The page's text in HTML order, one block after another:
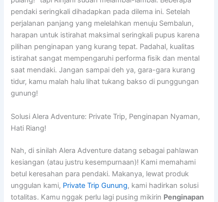
pendaki seringkali dihadapkan pada dilema ini. Setelah
perjalanan panjang yang melelahkan menuju Sembalun,
harapan untuk istirahat maksimal seringkali pupus karena
pilihan penginapan yang kurang tepat. Padahal, kualitas
istirahat sangat mempengaruhi performa fisik dan mental
saat mendaki. Jangan sampai deh ya, gara-gara kurang
tidur, kamu malah halu lihat tukang bakso di punggungan
gunung!
Solusi Alera Adventure: Private Trip, Penginapan Nyaman,
Hati Riang!
Nah, di sinilah Alera Adventure datang sebagai pahlawan
kesiangan (atau justru kesempurnaan)! Kami memahami
betul keresahan para pendaki. Makanya, lewat produk
unggulan kami, Private Trip Gunung, kami hadirkan solusi
totalitas. Kamu nggak perlu lagi pusing mikirin Penginapan